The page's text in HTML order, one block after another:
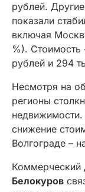
рублей.
показали
включая
%). Стоимость
рублей и 294
Несмотря на
регионы
недвижимости.
снижение
Волгограде –
Коммерческий
Белокуров